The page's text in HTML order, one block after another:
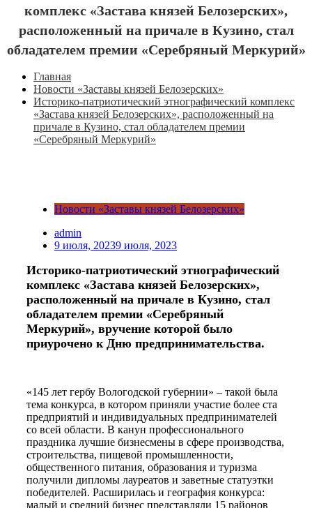
комплекс «Застава князей Белозерских»,
расположенный на причале в Кузино, стал
обладателем премии «Серебряный Меркурий»
Главная
Новости «Заставы князей Белозерских»
Историко-патриотический этнографический комплекс
«Застава князей Белозерских», расположенный на
причале в Кузино, стал обладателем премии
«Серебряный Меркурий»
Новости «Заставы князей Белозерских»
admin
9 июля, 20239 июля, 2023
Историко-патриотический этнографический
комплекс «Застава князей Белозерских»,
расположенный на причале в Кузино, стал
обладателем премии «Серебряный
Меркурий», вручение которой было
приурочено к Дню предпринимательства.
«145 лет гербу Вологодской губернии» – такой была
тема конкурса, в котором приняли участие более ста
предприятий и индивидуальных предпринимателей
со всей области. В канун профессионального
праздника лучшие бизнесмены в сфере производства,
строительства, пищевой промышленности,
общественного питания, образования и туризма
получили дипломы лауреатов и заветные статуэтки
победителей. Расширилась и география конкурса:
малый и средний бизнес представляли 15 районов